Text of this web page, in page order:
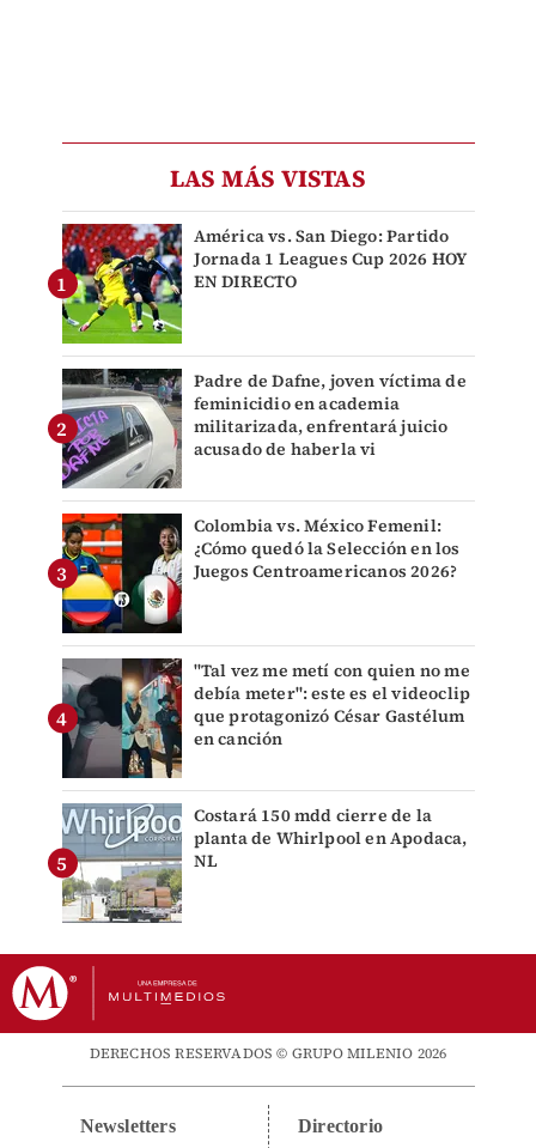
LAS MÁS VISTAS
América vs. San Diego: Partido
Jornada 1 Leagues Cup 2026 HOY
EN DIRECTO
Padre de Dafne, joven víctima de
feminicidio en academia
militarizada, enfrentará juicio
acusado de haberla vi
Colombia vs. México Femenil:
¿Cómo quedó la Selección en los
Juegos Centroamericanos 2026?
"Tal vez me metí con quien no me
debía meter": este es el videoclip
que protagonizó César Gastélum
en canción
Costará 150 mdd cierre de la
planta de Whirlpool en Apodaca,
NL
DERECHOS RESERVADOS © GRUPO MILENIO 2026
Newsletters Directorio